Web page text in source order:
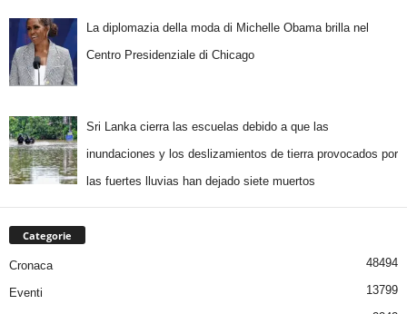
La diplomazia della moda di Michelle Obama brilla nel
Centro Presidenziale di Chicago
Sri Lanka cierra las escuelas debido a que las
inundaciones y los deslizamientos de tierra provocados por
las fuertes lluvias han dejado siete muertos
Categorie
Cronaca 48494
Eventi 13799